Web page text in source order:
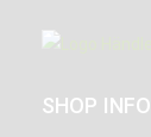
SHOP INFO